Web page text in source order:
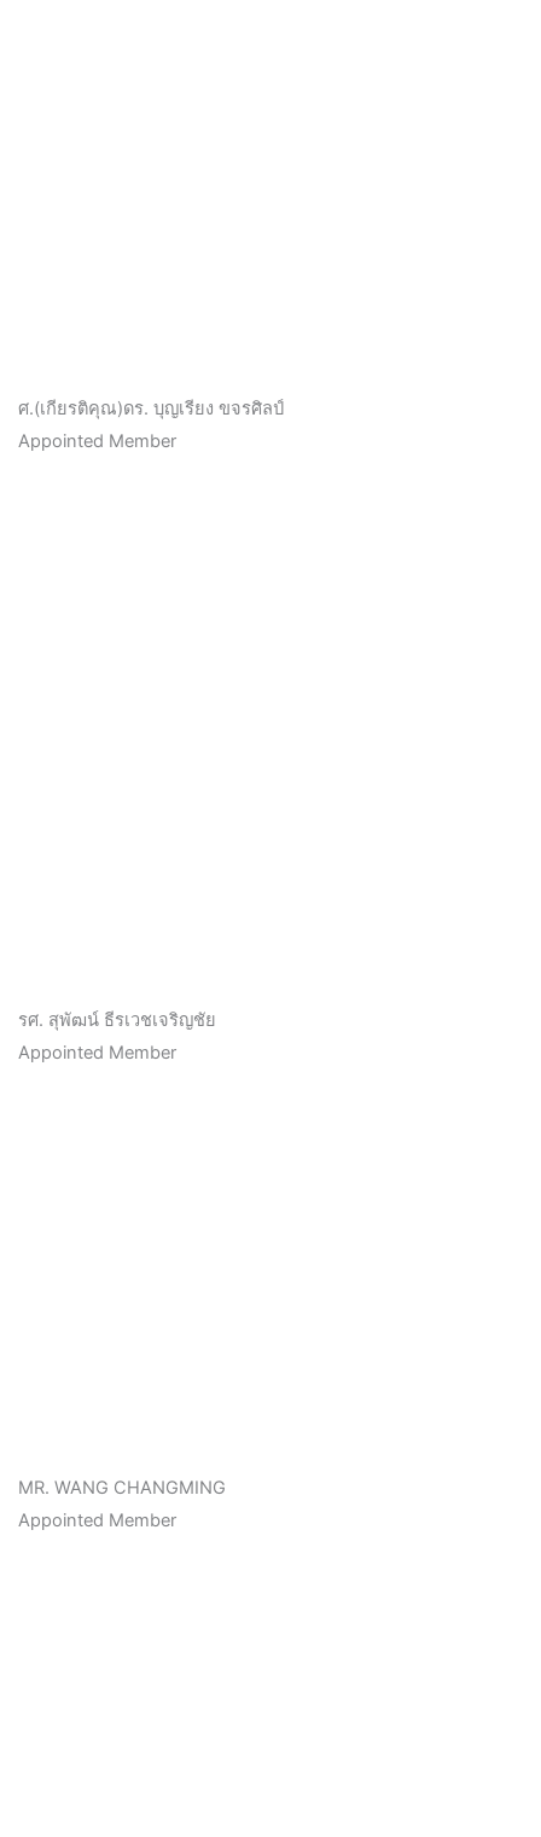
ศ.(เกียรติคุณ)ดร. บุญเรียง ขจรศิลป์
Appointed Member
รศ. สุพัฒน์ ธีรเวชเจริญชัย
Appointed Member
MR. WANG CHANGMING
Appointed Member